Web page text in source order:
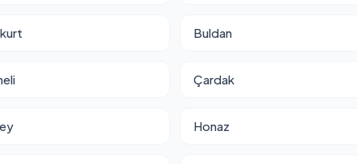
Buldan
Çardak
Honaz